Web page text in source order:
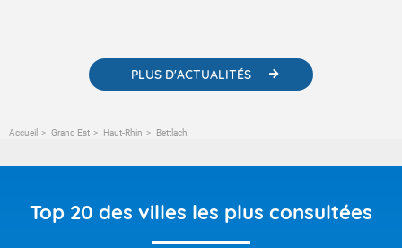
PLUS D'ACTUALITÉS
Accueil Grand Est Haut-Rhin Bettlach
Top 20 des villes les plus consultées